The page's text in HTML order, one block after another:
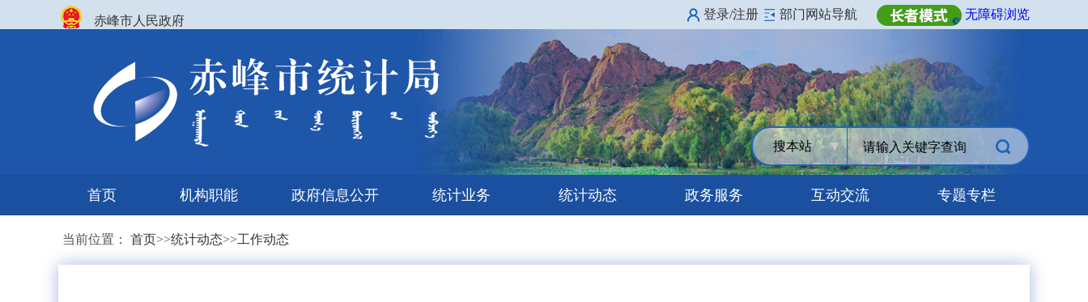
赤峰市人民政府 登录/注册 部门网站导航 无障碍浏览
搜本站
首页 机构职能 政府信息公开 统计业务 统计动态 政务服务 互动交流 专题专栏
当前位置： 首页>>统计动态>>工作动态